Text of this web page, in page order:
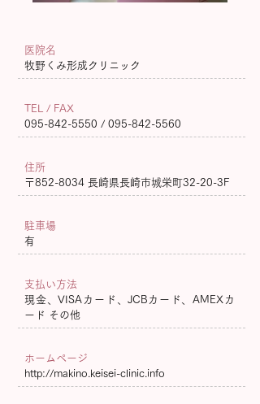
医院名
牧野くみ形成クリニック
TEL / FAX
095-842-5550 / 095-842-5560
住所
〒852-8034 長崎県長崎市城栄町32-20-3F
駐車場
​有
支払い方法
現金、VISAカード、JCBカード、AMEXカ
ード その他
ホームページ
http://makino.keisei-clinic.info